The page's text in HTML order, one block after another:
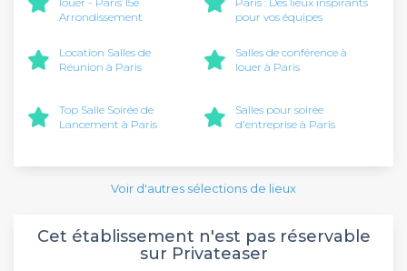
Arrondissement
pour vos équipes
Location Salles de
Réunion à Paris
Salles de conférence à
louer à Paris
Top Salle Soirée de
Lancement à Paris
Salles pour soirée
d'entreprise à Paris
Voir d'autres sélections de lieux
Cet établissement n'est pas réservable
sur Privateaser